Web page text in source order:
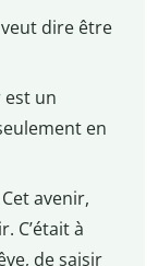
veut dire être
est un
en
avenir,
C’était à
de saisir